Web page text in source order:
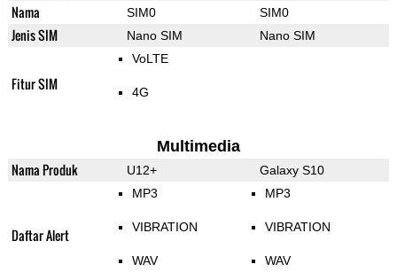
Nama SIM0 SIM0
Jenis SIM Nano SIM Nano SIM
Fitur SIM
VoLTE
4G
Multimedia
Nama Produk U12+ Galaxy S10
Daftar Alert
MP3
VIBRATION
WAV
MP3
VIBRATION
WAV